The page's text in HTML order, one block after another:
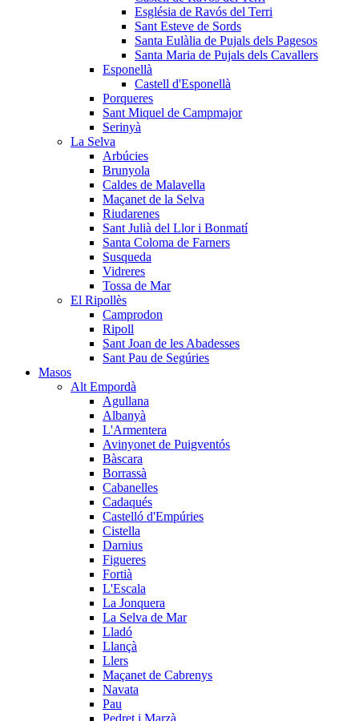
Església de Ravós del Terri
Sant Esteve de Sords
Santa Eulàlia de Pujals dels Pagesos
Santa Maria de Pujals dels Cavallers
Esponellà
Castell d'Esponellà
Porqueres
Sant Miquel de Campmajor
Serinyà
La Selva
Arbúcies
Brunyola
Caldes de Malavella
Maçanet de la Selva
Riudarenes
Sant Julià del Llor i Bonmatí
Santa Coloma de Farners
Susqueda
Vidreres
Tossa de Mar
El Ripollès
Camprodon
Ripoll
Sant Joan de les Abadesses
Sant Pau de Segúries
Masos
Alt Empordà
Agullana
Albanyà
L'Armentera
Avinyonet de Puigventós
Bàscara
Borrassà
Cabanelles
Cadaqués
Castelló d'Empúries
Cistella
Darnius
Figueres
Fortià
L'Escala
La Jonquera
La Selva de Mar
Lladó
Llançà
Llers
Maçanet de Cabrenys
Navata
Pau
Pedret i Marzà